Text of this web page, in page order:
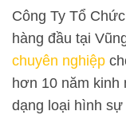
Công Ty Tổ
hàng đầu tại
chuyên nghiệp
hơn 10 năm kinh
dạng loại hình